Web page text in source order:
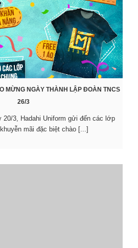
MỪNG NGÀY THÀNH LẬP ĐOÀN TNCS
26/3
20/3, Hadahi Uniform gửi đến các lớp
mãi đặc biệt chào [...]